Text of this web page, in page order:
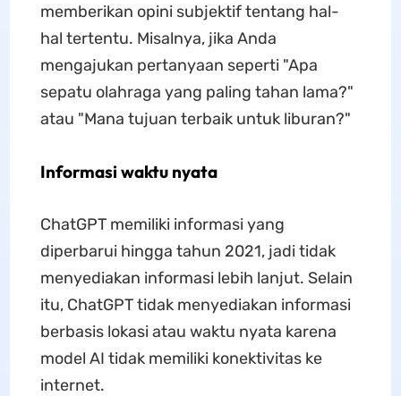
memberikan opini subjektif tentang hal-
hal tertentu. Misalnya, jika Anda
mengajukan pertanyaan seperti "Apa
sepatu olahraga yang paling tahan lama?"
atau "Mana tujuan terbaik untuk liburan?"
Informasi waktu nyata
ChatGPT memiliki informasi yang
diperbarui hingga tahun 2021, jadi tidak
menyediakan informasi lebih lanjut. Selain
itu, ChatGPT tidak menyediakan informasi
berbasis lokasi atau waktu nyata karena
model AI tidak memiliki konektivitas ke
internet.